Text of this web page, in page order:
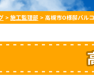
>施工監理部 >高槻市O様邸バル